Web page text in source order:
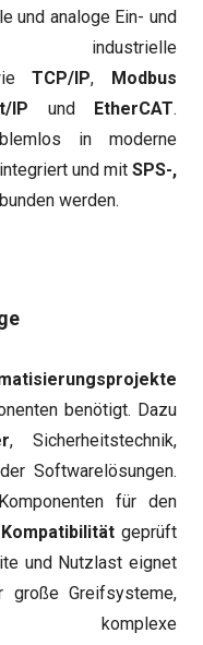
und analoge Ein- und
industrielle
TCP/IP, Modbus
IP und EtherCAT.
in moderne
und mit SPS-,
werden.
benötigt. Dazu
, Sicherheitstechnik,
Softwarelösungen.
für den
Kompatibilität geprüft
und Nutzlast eignet
Greifsysteme,
komplexe